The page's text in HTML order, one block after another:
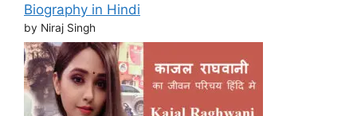
Biography in Hindi
by Niraj Singh